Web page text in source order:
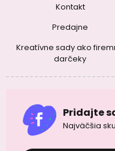
Kontakt
Predajne
Kreatívne sady ako
darčeky
Pridajte
Najväčšia